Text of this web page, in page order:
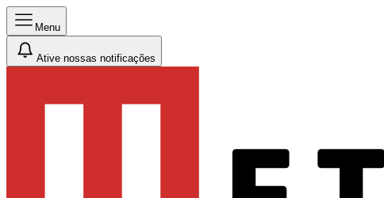
Menu
Ative nossas notificações